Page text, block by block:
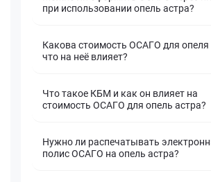
при использовании опель астра?
Какова стоимость ОСАГО для опеля
что на неё влияет?
Что такое КБМ и как он влияет на
стоимость ОСАГО для опель астра?
Нужно ли распечатывать
полис ОСАГО на опель астра?